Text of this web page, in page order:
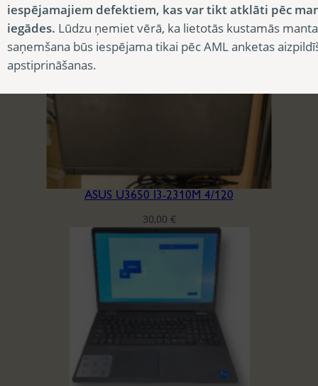
90,00€
ASUS U3650 I3-2310M 4/120
30,00 €
iespējamajiem defektiem, kas var tikt atklāti pēc
iegādes. Lūdzu ņemiet vērā, ka lietotās kustamās
saņemšana būs iespējama tikai pēc AML anketas
apstiprināšanas.